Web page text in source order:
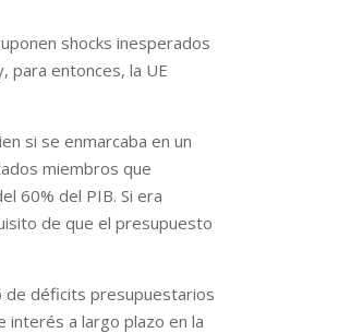
shocks inesperados
para entonces, la UE
si se enmarcaba en un
miembros que
60% del PIB. Si era
de que el presupuesto
de déficits presupuestarios
interés a largo plazo en la